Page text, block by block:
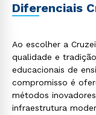
Diferenciais
Ao escolher a
qualidade e
educacionais de
compromisso é
métodos
infraestrutura